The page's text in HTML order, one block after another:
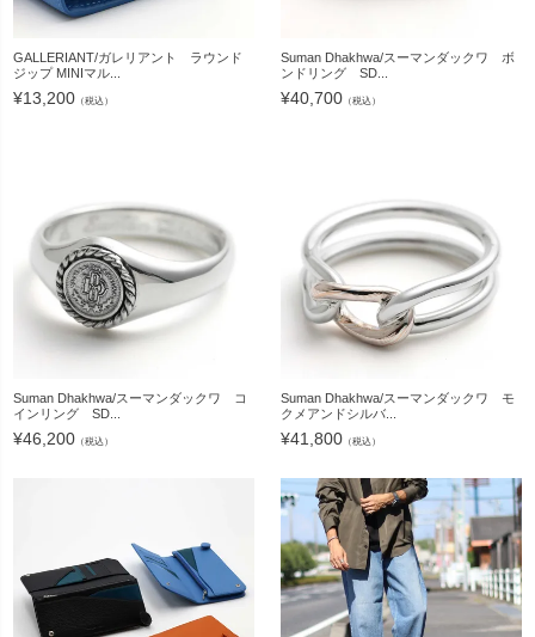
GALLERIANT/ガレリアント ラウンド
ジップ MINIマル...
¥13,200 （税込）
Suman Dhakhwa/スーマンダックワ ボ
ンドリング SD...
¥40,700 （税込）
Suman Dhakhwa/スーマンダックワ コ
インリング SD...
¥46,200 （税込）
Suman Dhakhwa/スーマンダックワ モ
クメアンドシルバ...
¥41,800 （税込）